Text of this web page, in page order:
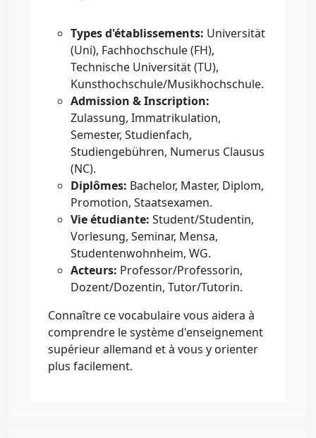
Types d'établissements: Universität
(Uni), Fachhochschule (FH),
Technische Universität (TU),
Kunsthochschule/Musikhochschule.
Admission & Inscription:
Zulassung, Immatrikulation,
Semester, Studienfach,
Studiengebühren, Numerus Clausus
(NC).
Diplômes: Bachelor, Master, Diplom,
Promotion, Staatsexamen.
Vie étudiante: Student/Studentin,
Vorlesung, Seminar, Mensa,
Studentenwohnheim, WG.
Acteurs: Professor/Professorin,
Dozent/Dozentin, Tutor/Tutorin.
Connaître ce vocabulaire vous aidera à
comprendre le système d'enseignement
supérieur allemand et à vous y orienter
plus facilement.